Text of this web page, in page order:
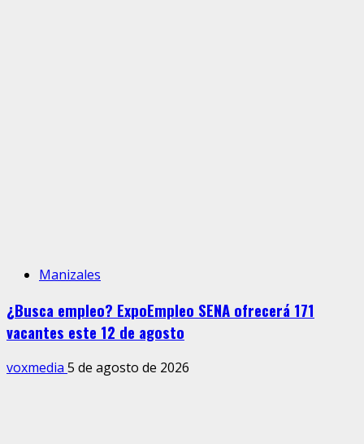
Manizales
¿Busca empleo? ExpoEmpleo SENA ofrecerá 171
vacantes este 12 de agosto
voxmedia 5 de agosto de 2026